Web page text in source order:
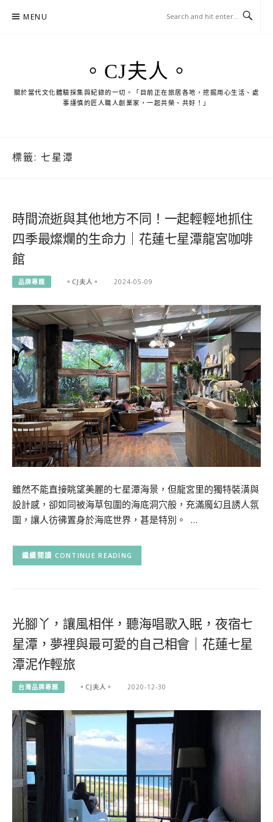
MENU
。CJ夫人。
關於當代文化體驗採集與紀錄的一切。「目前正在旅居各地，挖掘用心生活、處
事謹慎的匠人職人創業家，一起共榮、共好！」
標籤: 七星潭
時間流逝與其他地方不同！一起輕輕地抓住
四季最燦爛的生命力｜花蓮七星潭龍宮咖啡
館
品牌專題 。CJ夫人。 2024-05-09
雖然不能直接眺望美麗的七星潭海景，但龍宮里的獨特裝潢與
設計感，卻如同被海草包圍的海底洞穴般，充滿魔幻且誘人氛
圍，讓人彷彿置身於海底世界，甚是特別。 …
CONTINUE READING
光腳丫，讓風相伴，聽海唱歌入眠，夜宿七
星潭，夢裡與最可愛的自己相會｜花蓮七星
潭泥作輕旅
台灣品牌專題 。CJ夫人。 2020-12-30